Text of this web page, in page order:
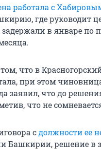
работала с
где руководит
в январе по
что в
при этом
заявил, что до
что не
сдолжности ее
Башкирии, решение в